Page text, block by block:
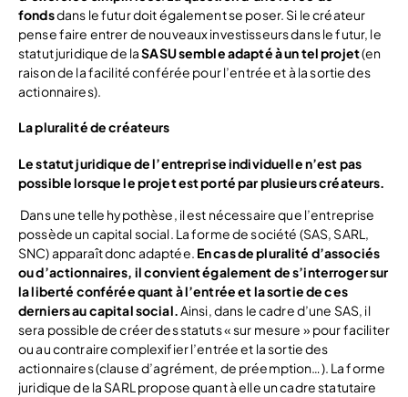
fondsdans le futur doit également se poser. Si le créateur
pense faire entrer de nouveaux investisseurs dans le futur, le
statut juridique de laSASU semble adapté à un tel projet(en
raison de la facilité conférée pour l’entrée et à la sortie des
actionnaires).
La pluralité de créateurs
Le statut juridique de l’entreprise individuelle n’est pas
possible lorsque le projet est porté par plusieurs créateurs.
Dans une telle hypothèse, il est nécessaire que l’entreprise
possède un capital social. La forme de société (SAS, SARL,
SNC) apparaît donc adaptée. En cas de pluralité d’associés
ou d’actionnaires, il convient également de s’interroger sur
la liberté conférée quant à l’entrée et la sortie de ces
derniers au capital social.Ainsi, dans le cadre d’une SAS, il
sera possible de créer des statuts « sur mesure » pour faciliter
ou au contraire complexifier l’entrée et la sortie des
actionnaires (clause d’agrément, de préemption…). La forme
juridique de la SARL propose quant à elle un cadre statutaire